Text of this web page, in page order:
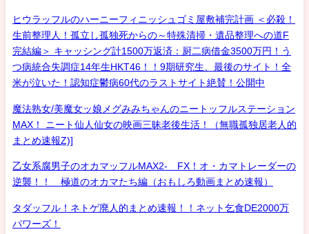
ヒウラッフルのハーニーフィニッシュゴミ屋敷補完計画 ＜必殺！
生前整理人！孤立し孤独死からの～特殊清掃・遺品整理への道F
完結編＞ キャッシング計1500万返済：厨二病借金3500万円！う
つ病統合失調症14年生HKT46！！9期研究生、最後のサイト！全
米が泣いた！認知症鬱病60代のラストサイト絶賛！公開中
魔法熟女/美魔女ッ娘メグみみちゃんのニートッフルステーション
MAX！ ニート仙人仙女の映画三昧老後生活！（無職孤独居老人的
まとめ速報Z)]
乙女系腐男子のオカマッフルMAX2- FX！オ・カマトレーダーの
逆襲！！ 極道のオカマたち編（おもしろ動画まとめ速報）
タダッフル！ネトゲ廃人的まとめ速報！！ネット乞食DE2000万
パワーズ！